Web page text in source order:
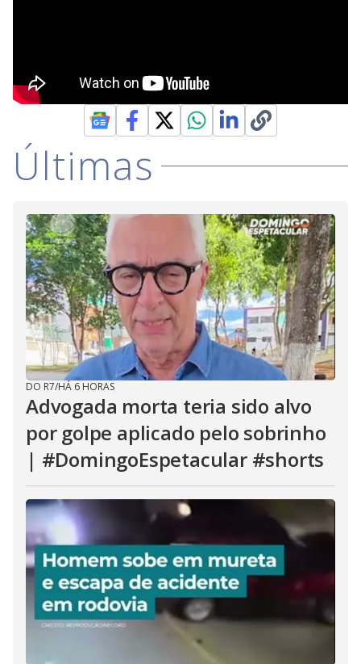
Últimas
DO R7/HÁ 6 HORAS
Advogada morta teria sido alvo
por golpe aplicado pelo sobrinho
| #DomingoEspetacular #shorts